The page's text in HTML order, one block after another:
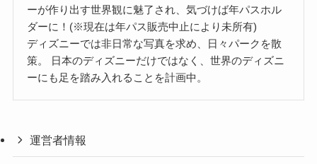
ーが作り出す世界観に魅了され、気づけば年パスホル
ダーに！(※現在は年パス販売中止により未所有)
ディズニーでは非日常な写真を求め、日々パークを散
策。 日本のディズニーだけではなく、世界のディズニ
ーにも足を踏み入れることを計画中。
運営者情報